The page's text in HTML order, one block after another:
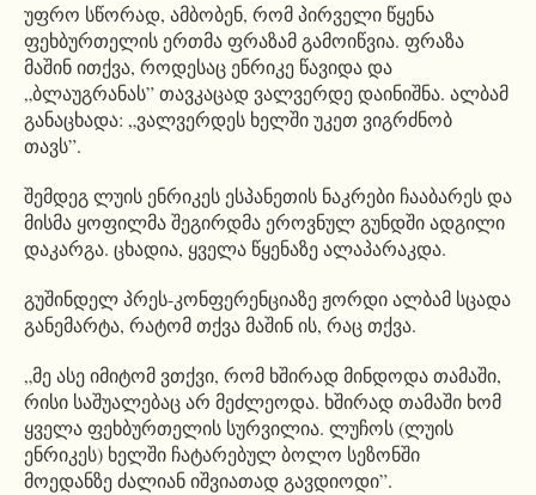
უფრო სწორად, ამბობენ, რომ პირველი წყენა
ფეხბურთელის ერთმა ფრაზამ გამოიწვია. ფრაზა
მაშინ ითქვა, როდესაც ენრიკე წავიდა და
„ბლაუგრანას” თავკაცად ვალვერდე დაინიშნა. ალბამ
განაცხადა: „ვალვერდეს ხელში უკეთ ვიგრძნობ
თავს”.
შემდეგ ლუის ენრიკეს ესპანეთის ნაკრები ჩააბარეს და
მისმა ყოფილმა შეგირდმა ეროვნულ გუნდში ადგილი
დაკარგა. ცხადია, ყველა წყენაზე ალაპარაკდა.
გუშინდელ პრეს-კონფერენციაზე ჟორდი ალბამ სცადა
განემარტა, რატომ თქვა მაშინ ის, რაც თქვა.
„მე ასე იმიტომ ვთქვი, რომ ხშირად მინდოდა თამაში,
რისი საშუალებაც არ მეძლეოდა. ხშირად თამაში ხომ
ყველა ფეხბურთელის სურვილია. ლუჩოს (ლუის
ენრიკეს) ხელში ჩატარებულ ბოლო სეზონში
მოედანზე ძალიან იშვიათად გავდიოდი”.